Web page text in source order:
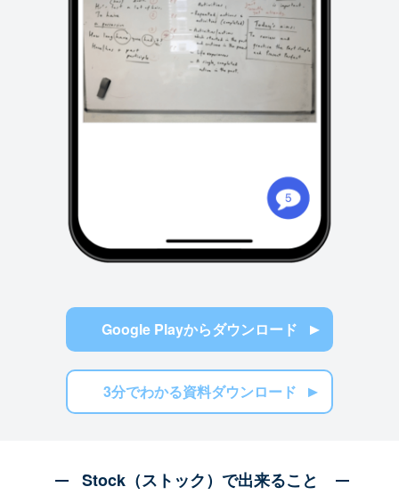
Google Playからダウンロード
3分でわかる資料ダウンロード
Stock（ストック）で出来ること